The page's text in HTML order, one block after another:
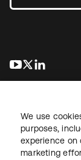
se abre en
se abre
Información legal
We use
purposes,
experience on
marketing